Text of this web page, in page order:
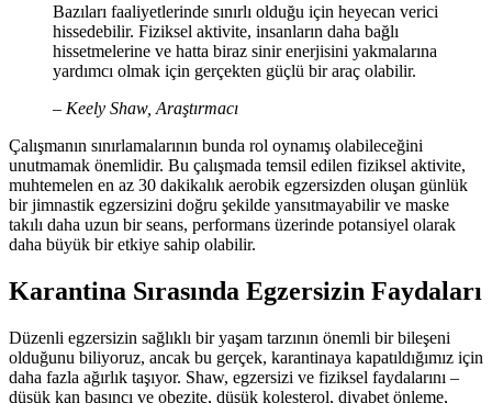
Bazıları faaliyetlerinde sınırlı olduğu için heyecan verici
hissedebilir. Fiziksel aktivite, insanların daha bağlı
hissetmelerine ve hatta biraz sinir enerjisini yakmalarına
yardımcı olmak için gerçekten güçlü bir araç olabilir.
– Keely Shaw, Araştırmacı
Çalışmanın sınırlamalarının bunda rol oynamış olabileceğini
unutmamak önemlidir. Bu çalışmada temsil edilen fiziksel aktivite,
muhtemelen en az 30 dakikalık aerobik egzersizden oluşan günlük
bir jimnastik egzersizini doğru şekilde yansıtmayabilir ve maske
takılı daha uzun bir seans, performans üzerinde potansiyel olarak
daha büyük bir etkiye sahip olabilir.
Karantina Sırasında Egzersizin Faydaları
Düzenli egzersizin sağlıklı bir yaşam tarzının önemli bir bileşeni
olduğunu biliyoruz, ancak bu gerçek, karantinaya kapatıldığımız için
daha fazla ağırlık taşıyor. Shaw, egzersizi ve fiziksel faydalarını –
düşük kan basıncı ve obezite, düşük kolesterol, diyabet önleme,